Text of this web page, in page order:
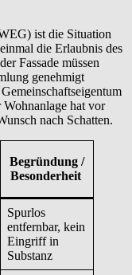
ist die Situation
die Erlaubnis des
Fassade müssen
genehmigt
hat vor
nach Schatten.
Begründung /
Besonderheit
Spurlos
entfernbar, kein
Eingriff in
Substanz